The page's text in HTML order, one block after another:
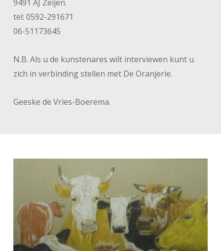
9491 AJ Zeijen.
tel: 0592-291671
06-51173645
N.B. Als u de kunstenares wilt interviewen kunt u
zich in verbinding stellen met De Oranjerie.
Geeske de Vries-Boerema.